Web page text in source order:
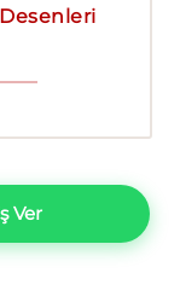
Ver